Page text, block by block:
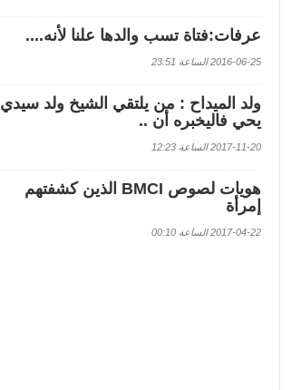
عرفات:فتاة تسب والدها علنا لأنه....
2016-06-25 الساعة 23:51
ولد الميداح : من يلتقي الشيخ ولد سيدي
يحي فاليخبره أن ..
2017-11-20 الساعة 12:23
هويات لصوص BMCI الذين كشفتهم
إمرأة
2017-04-22 الساعة 00:10